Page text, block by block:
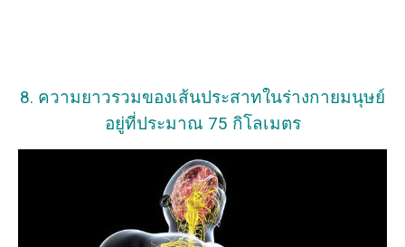
8. ความยาวรวมของเส้นประสาทในร่างกายมนุษย์
อยู่ที่ประมาณ 75 กิโลเมตร